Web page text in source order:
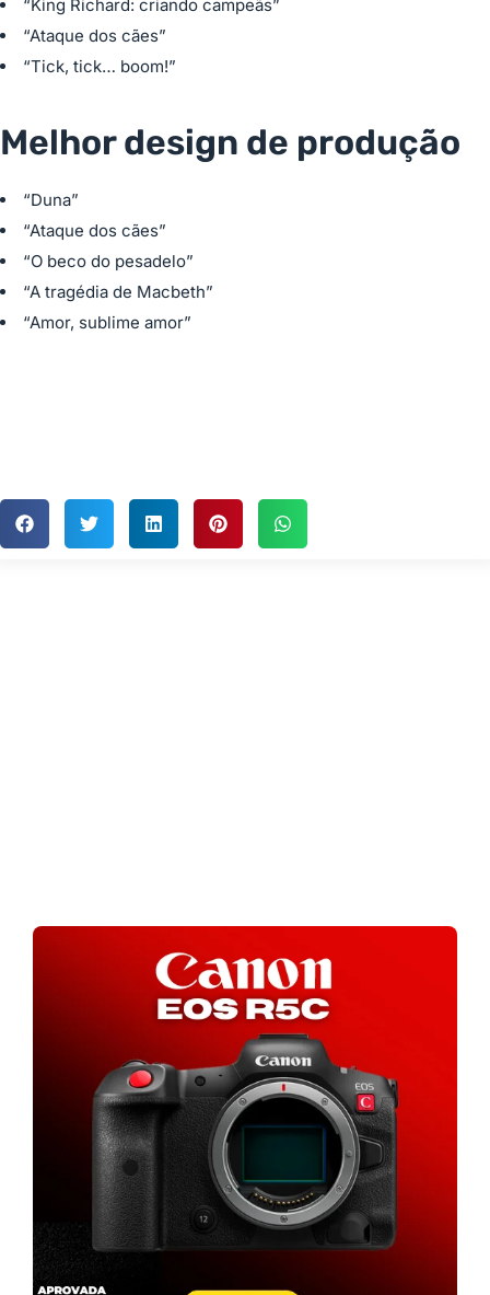
“King Richard: criando campeãs”
“Ataque dos cães”
“Tick, tick… boom!”
Melhor design de produção
“Duna”
“Ataque dos cães”
“O beco do pesadelo”
“A tragédia de Macbeth”
“Amor, sublime amor”